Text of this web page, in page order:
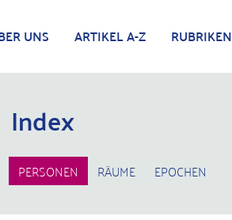
UNS ARTIKEL A-Z RUBRIKEN
Index
PERSONEN RÄUME EPOCHEN